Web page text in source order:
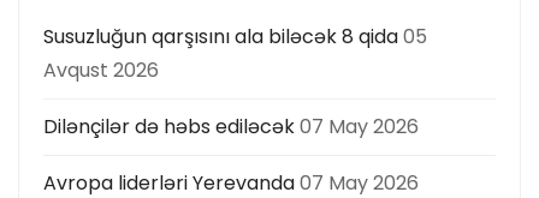
ı
Susuzluğun qarşısını ala biləcək 8 qida05
Avqust 2026
Dilənçilər də həbs ediləcək07 May 2026
Avropa liderləri Yerevanda07 May 2026